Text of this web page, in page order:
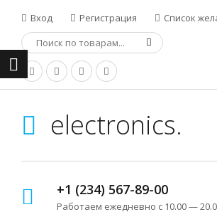
Вход Регистрация Список
electronics.
+1 (234) 567-89-00
Работаем ежедневно с 10.00 —